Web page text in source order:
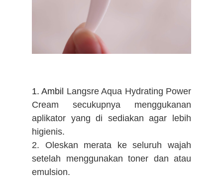
1. Ambil Langsre Aqua Hydrating Power
Cream secukupnya menggukanan
aplikator yang di sediakan agar lebih
higienis.
2. Oleskan merata ke seluruh wajah
setelah menggunakan toner dan atau
emulsion.